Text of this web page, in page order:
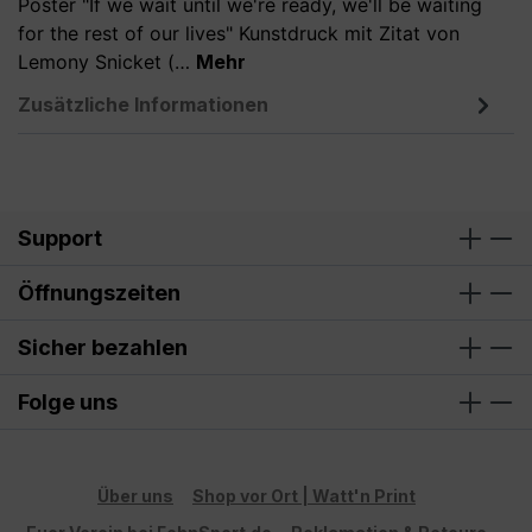
Poster "If we wait until we're ready, we'll be waiting
for the rest of our lives" Kunstdruck mit Zitat von
Lemony Snicket (… Mehr
Zusätzliche Informationen
Support
Öffnungszeiten
Sicher bezahlen
Folge uns
Über uns
Shop vor Ort | Watt'n Print